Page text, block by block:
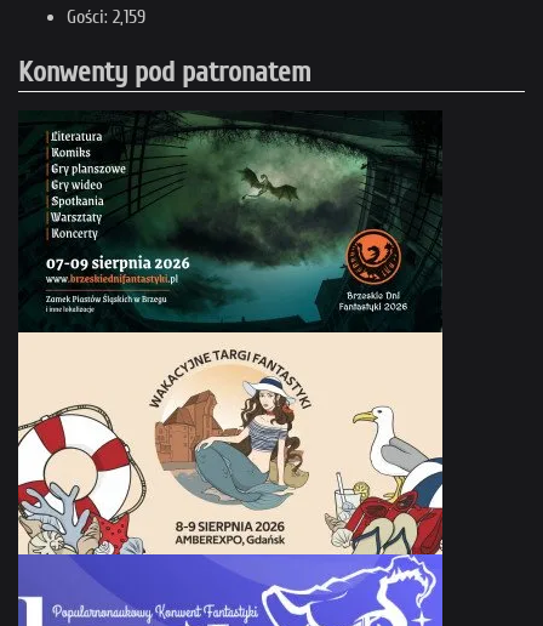
Gości: 2,159
Konwenty pod patronatem